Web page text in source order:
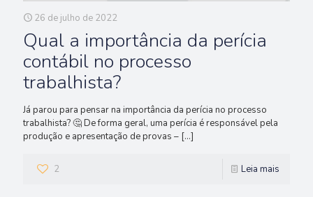
26 de julho de 2022
Qual a importância da perícia
contábil no processo
trabalhista?
Já parou para pensar na importância da perícia no processo
trabalhista? 🤔 De forma geral, uma perícia é responsável pela
produção e apresentação de provas – […]
2 Leia mais